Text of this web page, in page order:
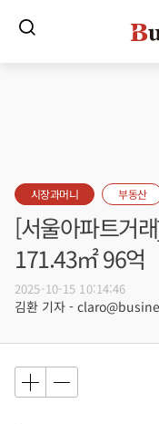
시장과머니 부동산
[서울아파트거
171.43㎡ 96억
2025-10-15 10:14:46
김환 기자 -